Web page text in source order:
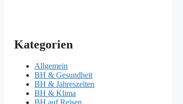
Kategorien
Allgemein
BH & Gesundheit
BH & Jahreszeiten
BH & Klima